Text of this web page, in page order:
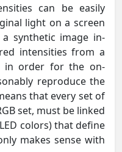
can be easily
light on a screen
synthetic image in-
intensities from a
in order for the on-
reproduce the
that every set of
set, must be linked
colors) that define
makes sense with